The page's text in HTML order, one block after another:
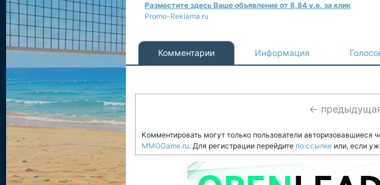
Разместите здесь Ваше объявление от 8,84 у.е. за клик
Promo-Reklama.ru
Комментарии Информация
←
Комментировать могут только пользователи
MMOGame.ru. Для регистрации перейдите по ссылке или, если